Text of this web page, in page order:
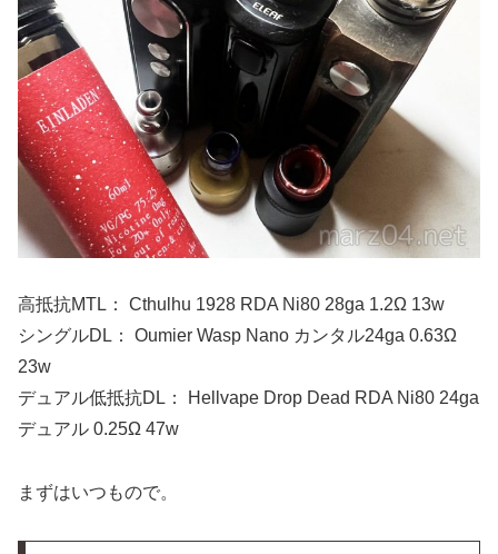
高抵抗MTL： Cthulhu 1928 RDA Ni80 28ga 1.2Ω 13w
シングルDL： Oumier Wasp Nano カンタル24ga 0.63Ω
23w
デュアル低抵抗DL： Hellvape Drop Dead RDA Ni80 24ga
デュアル 0.25Ω 47w
まずはいつもので。